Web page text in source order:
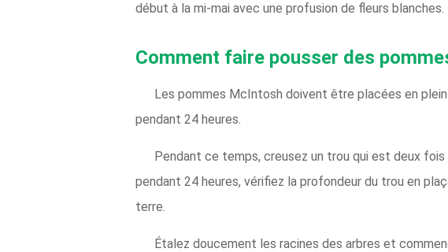
début à la mi-mai avec une profusion de fleurs
Comment faire pousser des
Les pommes McIntosh doivent être placées en
pendant 24 heures.
Pendant ce temps, creusez un trou qui est deux
pendant 24 heures, vérifiez la profondeur du trou en
terre.
Étalez doucement les racines des arbres et